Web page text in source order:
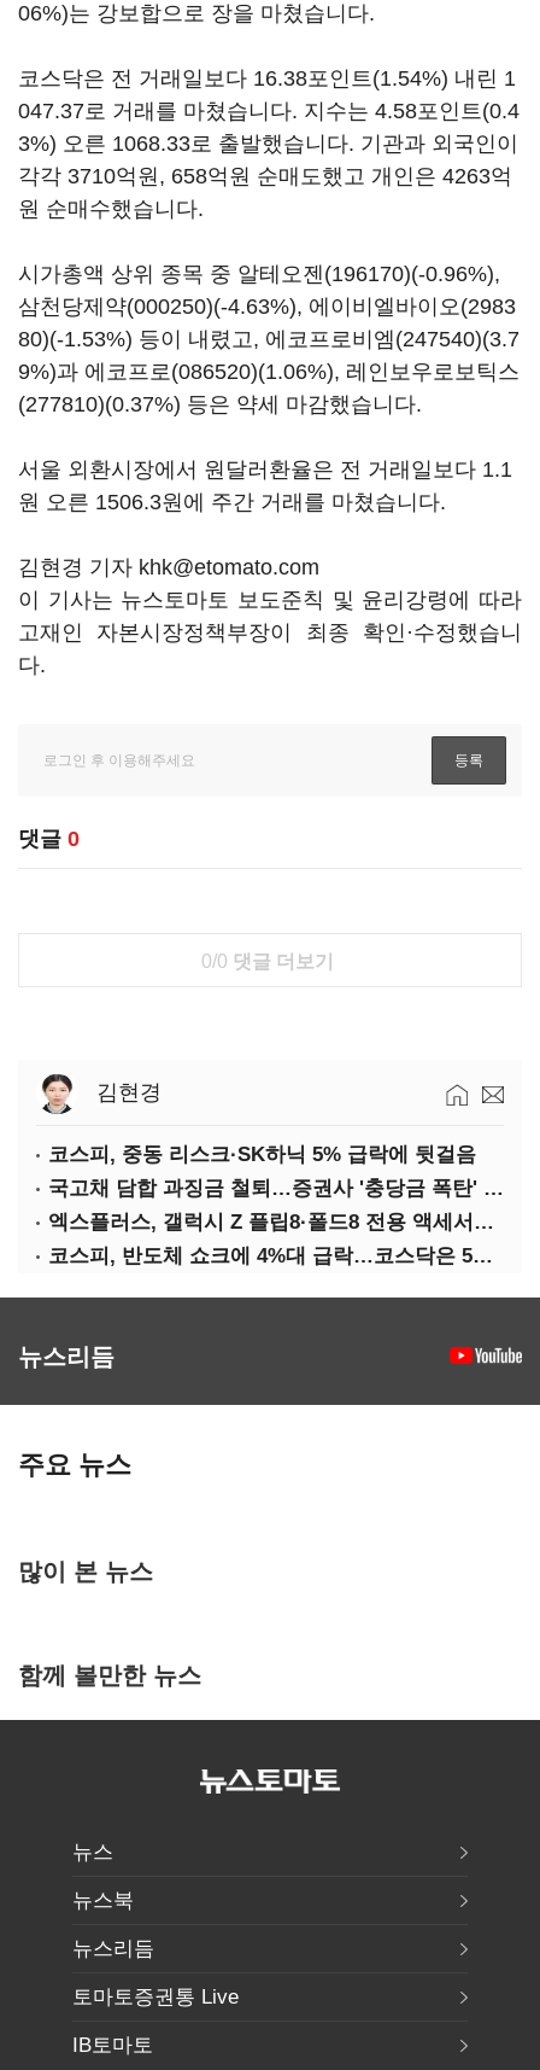
06%)는 강보합으로 장을 마쳤습니다.
코스닥은 전 거래일보다 16.38포인트(1.54%) 내린 1
047.37로 거래를 마쳤습니다. 지수는 4.58포인트(0.4
3%) 오른 1068.33로 출발했습니다. 기관과 외국인이
각각 3710억원, 658억원 순매도했고 개인은 4263억
원 순매수했습니다.
시가총액 상위 종목 중 알테오젠(196170)(-0.96%),
삼천당제약(000250)(-4.63%), 에이비엘바이오(2983
80)(-1.53%) 등이 내렸고, 에코프로비엠(247540)(3.7
9%)과 에코프로(086520)(1.06%), 레인보우로보틱스
(277810)(0.37%) 등은 약세 마감했습니다.
서울 외환시장에서 원달러환율은 전 거래일보다 1.1
원 오른 1506.3원에 주간 거래를 마쳤습니다.
김현경 기자 khk@etomato.com
이 기사는 뉴스토마토 보도준칙 및 윤리강령에 따라
고재인 자본시장정책부장이 최종 확인·수정했습니
다.
댓글 0
0/0 댓글 더보기
김현경
코스피, 중동 리스크·SK하닉 5% 급락에 뒷걸음
국고채 담합 과징금 철퇴…증권사 '충당금 폭탄' 우려
엑스플러스, 갤럭시 Z 플립8·폴드8 전용 액세서리 출시
코스피, 반도체 쇼크에 4%대 급락…코스닥은 5거래일째 상승
뉴스리듬
주요 뉴스
많이 본 뉴스
함께 볼만한 뉴스
뉴스
뉴스북
뉴스리듬
토마토증권통 Live
IB토마토